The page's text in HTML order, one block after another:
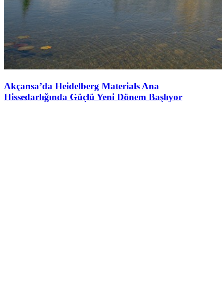
Akçansa’da Heidelberg Materials Ana
Hissedarlığında Güçlü Yeni Dönem Başlıyor